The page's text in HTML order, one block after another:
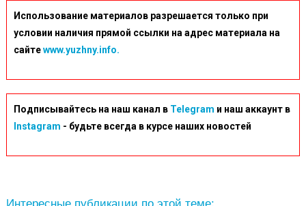
Использование материалов разрешается только при
условии наличия прямой ссылки на адрес материала на
сайтеwww.yuzhny.info.
Подписывайтесь на наш канал в Telegram и наш аккаунт в
Instagram - будьте всегда в курсе наших новостей
Интересные публикации по этой теме: